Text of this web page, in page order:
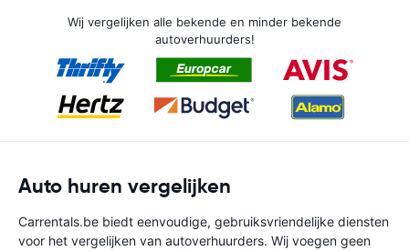
Wij vergelijken alle bekende en minder bekende
autoverhuurders!
Auto huren vergelijken
Carrentals.be biedt eenvoudige, gebruiksvriendelijke diensten
voor het vergelijken van autoverhuurders. Wij voegen geen